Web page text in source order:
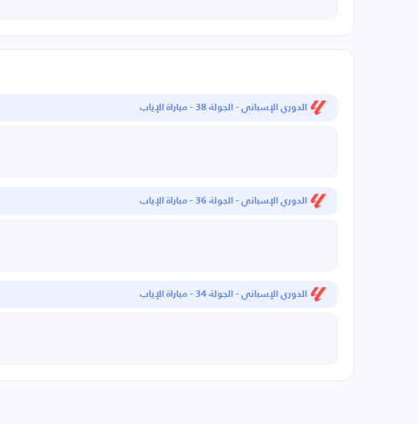
الدوري الإسباني - الجولة 38 - مباراة الإياب
الدوري الإسباني - الجولة 36 - مباراة الإياب
الدوري الإسباني - الجولة 34 - مباراة الإياب